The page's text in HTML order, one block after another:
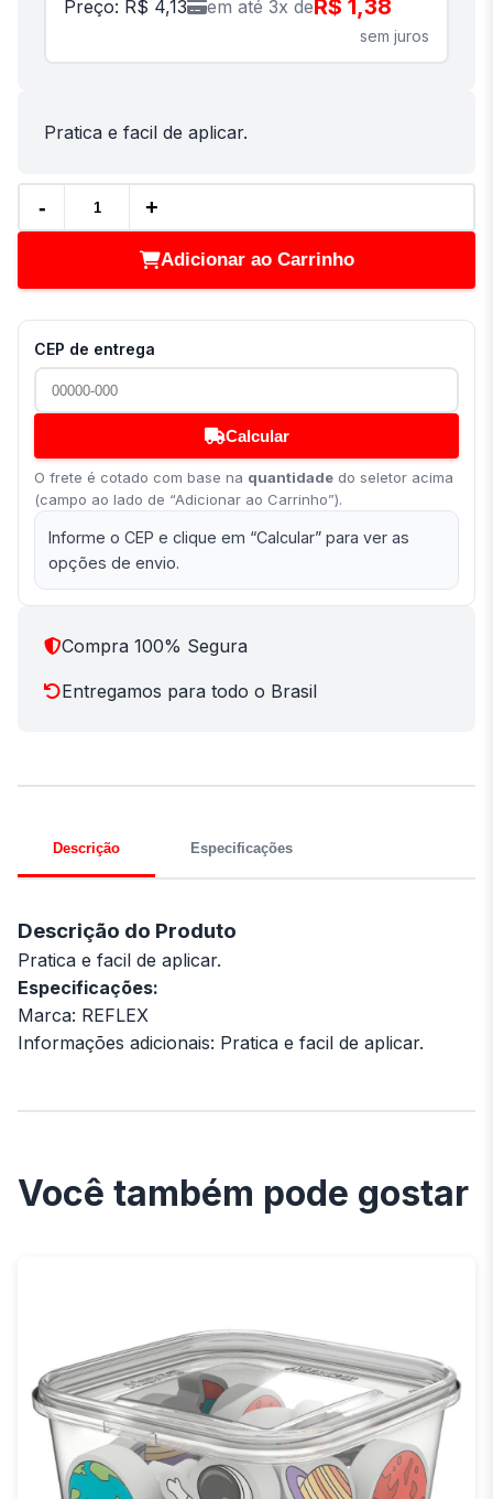
Preço: R$ 4,13 em até 3x deR$ 1,38
sem juros
Pratica e facil de aplicar.
- +
Adicionar ao Carrinho
CEP de entrega
Calcular
O frete é cotado com base na quantidade do seletor acima
(campo ao lado de “Adicionar ao Carrinho”).
Informe o CEP e clique em “Calcular” para ver as
opções de envio.
Compra 100% Segura
Entregamos para todo o Brasil
Descrição Especificações
Descrição do Produto
Pratica e facil de aplicar.
Especificações:
Marca: REFLEX
Informações adicionais: Pratica e facil de aplicar.
Você também pode gostar